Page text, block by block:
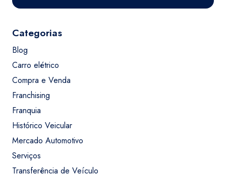
Categorias
Blog
Carro elétrico
Compra e Venda
Franchising
Franquia
Histórico Veicular
Mercado Automotivo
Serviços
Transferência de Veículo